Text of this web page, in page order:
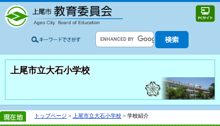
上尾市立大石小学校
トップページ > 上尾市立大石小学校 > 学校紹介